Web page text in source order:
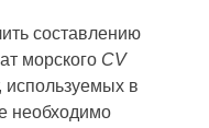
составлению
морского CV
используемых в
необходимо